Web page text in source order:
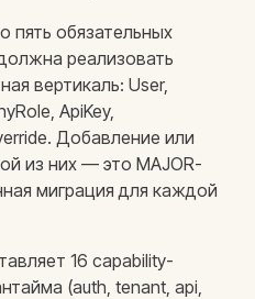
пять обязательных
реализовать
вертикаль: User,
ApiKey,
Добавление или
из них — это MAJOR-
миграция для каждой
16 capability-
(auth, tenant, api,